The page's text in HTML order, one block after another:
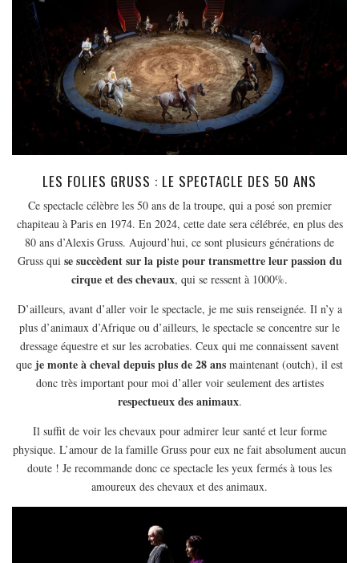
RÉPUBLIQUE TCHÈQUE
OCÉANIE
AUSTRALIE
ARTICLES PRATIQUES
YOGA
MON PROGRAMME DE YOGA EN LIGNE
MODE
BEAUTÉ
DIVERSES BOX
LIFESTYLE
ME CONTACTER
PARUTIONS ET PARTENARIATS
LES FOLIES GRUSS : LE SPECTACLE DES 50 ANS
Ce spectacle célèbre les 50 ans de la troupe, qui a posé son premier
chapiteau à Paris en 1974. En 2024, cette date sera célébrée, en plus des
80 ans d’Alexis Gruss. Aujourd’hui, ce sont plusieurs générations de
Gruss quise succèdent sur la piste pour transmettre leur passion du
cirque et des chevaux, qui se ressent à 1000%.
D’ailleurs, avant d’aller voir le spectacle, je me suis renseignée. Il n’y a
plus d’animaux d’Afrique ou d’ailleurs, le spectacle se concentre sur le
dressage équestre et sur les acrobaties. Ceux qui me connaissent savent
que je monte à cheval depuis plus de 28 ans maintenant (outch), il est
donc très important pour moi d’aller voir seulement des artistes
respectueux des animaux.
Il suffit de voir les chevaux pour admirer leur santé et leur forme
physique. L’amour de la famille Gruss pour eux ne fait absolument aucun
doute ! Je recommande donc ce spectacle les yeux fermés à tous les
amoureux des chevaux et des animaux.